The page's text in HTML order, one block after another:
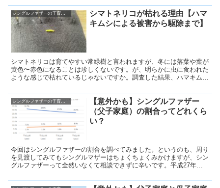
てから再挑戦するのも一つの手かもしれませんね。
シマトネリコが枯れる理由【ハマ
キムシによる被害から駆除まで】
シマトネリコは育てやすい常緑樹と言われますが、冬には落葉や葉が
黄色〜赤色になることは珍しくないです。が、明らかに虫に食われた
ような感じで枯れているじゃないですか。調査した結果、ハマキムシ
【意外かも】シングルファザー
（父子家庭）の割合ってどれくら
い？
今回はシングルファザーの割合を調べてみました。というのも、周り
を見渡してみてもシングルマザーはちょくちょくみかけますが、シン
グルファザーって全然いなくて相談できずに辛いです。平成27年
供から成る世帯数は703世帯となっているそうです。つまりシングル